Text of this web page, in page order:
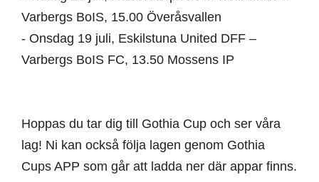
Varbergs BoIS, 15.00 Överåsvallen
- Onsdag 19 juli, Eskilstuna United DFF –
Varbergs BoIS FC, 13.50 Mossens IP
Hoppas du tar dig till Gothia Cup och ser våra
lag! Ni kan också följa lagen genom Gothia
Cups APP som går att ladda ner där appar finns.